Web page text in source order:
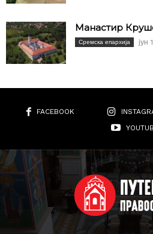
Манастир
Сремска епархија јун
FACEBOOK